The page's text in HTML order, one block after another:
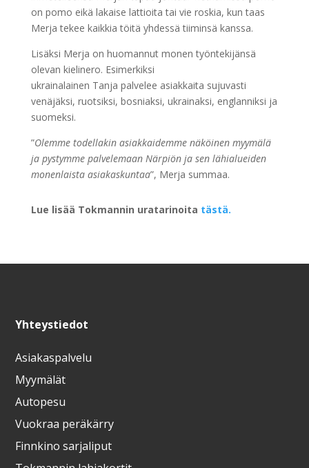
on pomo eikä lakaise lattioita tai vie roskia, kun taas
Merja tekee kaikkia töitä yhdessä tiiminsä kanssa.
Lisäksi Merja on huomannut monen työntekijänsä
olevan kielinero. Esimerkiksi
ukrainalainen Tanja palvelee asiakkaita sujuvasti
venäjäksi, ruotsiksi, bosniaksi, ukrainaksi, englanniksi ja
suomeksi.
”Olemme todellakin asiakkaidemme näköinen myymälä
ja pystymme palvelemaan Närpiön ja sen lähialueiden
monenlaista asiakaskuntaa”, Merja summaa.
Lue lisää Tokmannin uratarinoita tästä.
Yhteystiedot
Asiakaspalvelu
Myymälät
Autopesu
Vuokraa peräkärry
Finnkino sarjaliput